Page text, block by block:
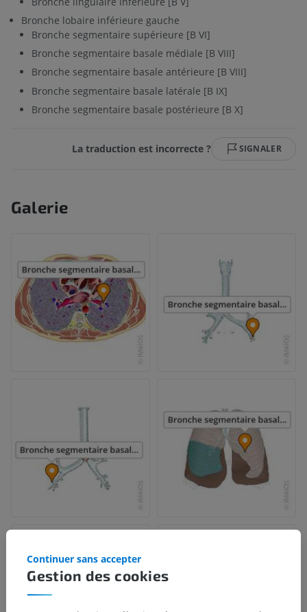
Bronche lobaire inférieure gauche
Bronche segmentaire supérieure [B VI]
Bronche segmentaire basale médiale [B VIII]
Bronche segmentaire basale antérieure [B VIII]
Bronche segmentaire basale latérale [B IX]
Bronche segmentaire basale postérieure [B X]
La traduction est incorrecte ? SIGNALER
Galerie
Gestion des cookies
Continuer sans accepter